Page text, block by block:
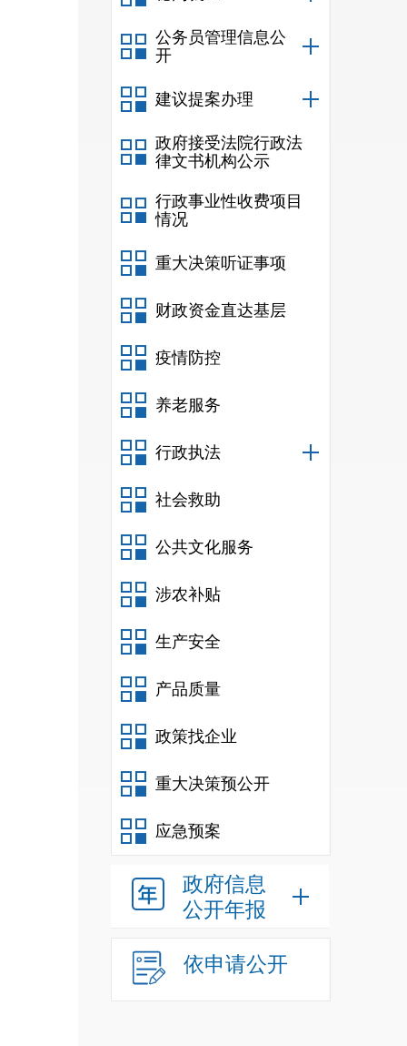
公务员管理信息公
开
建议提案办理
政府接受法院行政法
律文书机构公示
行政事业性收费项目
情况
重大决策听证事项
财政资金直达基层
疫情防控
养老服务
行政执法
社会救助
公共文化服务
涉农补贴
生产安全
产品质量
政策找企业
重大决策预公开
应急预案
政府信息
公开年报
依申请公开